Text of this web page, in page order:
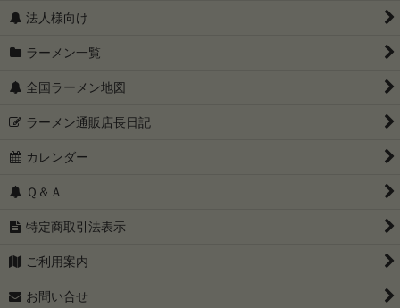
法人様向け
ラーメン一覧
全国ラーメン地図
ラーメン通販店長日記
カレンダー
Ｑ＆Ａ
特定商取引法表示
ご利用案内
お問い合せ